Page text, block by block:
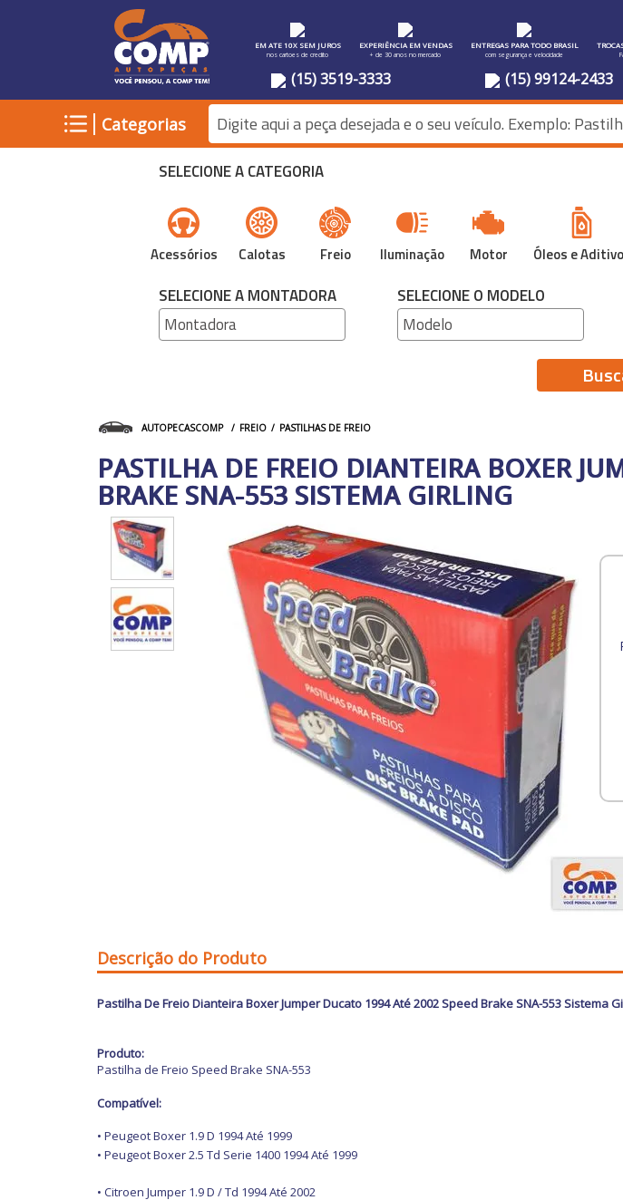
EM ATE 10X SEM JUROS
nos cartoes de credito
EXPERIÊNCIA EM VENDAS
+ de 30 anos no mercado
ENTREGAS PARA TODO BRASIL
com segurança e velocidade
(15) 3519-3333 (15) 99124-2433
| Categorias
SELECIONE A CATEGORIA
Acessórios Calotas Freio Iluminação Motor Óleos e
SELECIONE A MONTADORA SELECIONE O MODELO
AUTOPECASCOMP FREIO PASTILHAS DE FREIO
PASTILHA DE FREIO DIANTEIRA BOXER
BRAKE SNA-553 SISTEMA GIRLING
Descrição do Produto
Pastilha De Freio Dianteira Boxer Jumper Ducato 1994 Até 2002 Speed Brake SNA-553 Sistema
Produto:
Pastilha de Freio Speed Brake SNA-553
Compatível:
• Peugeot Boxer 1.9 D 1994 Até 1999
• Peugeot Boxer 2.5 Td Serie 1400 1994 Até 1999
• Citroen Jumper 1.9 D / Td 1994 Até 2002